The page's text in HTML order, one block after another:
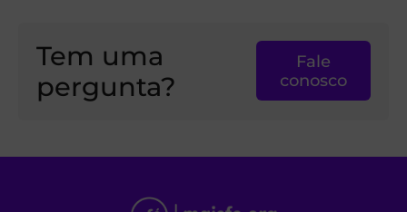
Tem uma
pergunta?
Fale
conosco